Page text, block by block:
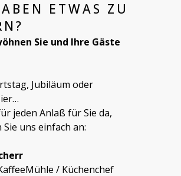
ETWAS ZU
Sie und Ihre Gäste
Jubiläum oder
jeden Anlaß für Sie da,
uns einfach an:
/ Küchenchef